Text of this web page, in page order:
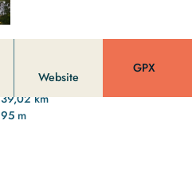
Website
GPX
39,02 km
95 m